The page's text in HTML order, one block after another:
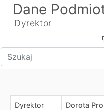
Dane
Dyrektor
Wpisz tekst do wyszukania
Dyrektor Dorota